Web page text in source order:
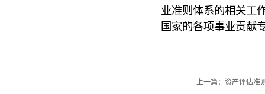
业准则体系的相关工
国家的各项事业贡献
上一篇：资产评估